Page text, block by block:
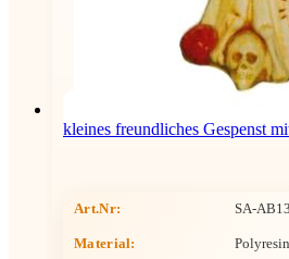
kleines freundliches Gespenst
Art.Nr: SA-
Material: Polyresin